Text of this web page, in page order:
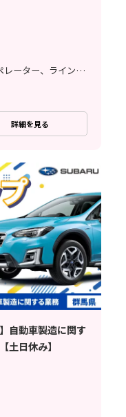
組立・組付け、加工、マシンオペレーター、ライン作業、鋳造・鍛造、溶接、塗装
詳細を見る
自動車製造に関す
土日休み】